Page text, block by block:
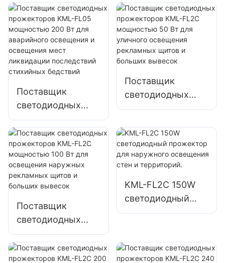
KML-FL05
мощностью 100
Вт для освещения
фасадов зданий и
строительных
площадок
KML-FL05
мощностью 150
Вт для освещения
парковок и
складских
помещений
Поставщик
светодиодных
прожекторов
KML-FL05
мощностью 200
Вт для аварийного
освещения и
освещения мест
ликвидации
последствий
стихийных
бедствий
Поставщик
светодиодных
прожекторов
мощностью 50 Вт
для уличного
освещения
и больших
вывесок
Поставщик
светодиодных
прожекторов
KML-FL2C
мощностью 100
KML-FL2C 150W
светодиодный
прожектор для
освещения стен и
территорий.